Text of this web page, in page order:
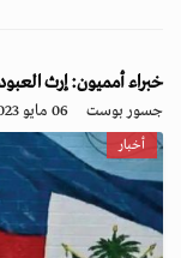
خبراء أمميون: إرث
جسور بوست 06 مايو 2023 - 12:58
أخبار